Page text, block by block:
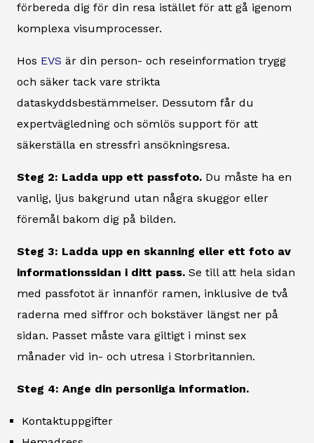
förbereda dig för din resa istället för att gå igenom
komplexa visumprocesser.
Hos EVS är din person- och reseinformation trygg
och säker tack vare strikta
dataskyddsbestämmelser. Dessutom får du
expertvägledning och sömlös support för att
säkerställa en stressfri ansökningsresa.
Steg 2: Ladda upp ett passfoto. Du måste ha en
vanlig, ljus bakgrund utan några skuggor eller
föremål bakom dig på bilden.
Steg 3: Ladda upp en skanning eller ett foto av
informationssidan i ditt pass. Se till att hela sidan
med passfotot är innanför ramen, inklusive de två
raderna med siffror och bokstäver längst ner på
sidan. Passet måste vara giltigt i minst sex
månader vid in- och utresa i Storbritannien.
Steg 4: Ange din personliga information.
Kontaktuppgifter